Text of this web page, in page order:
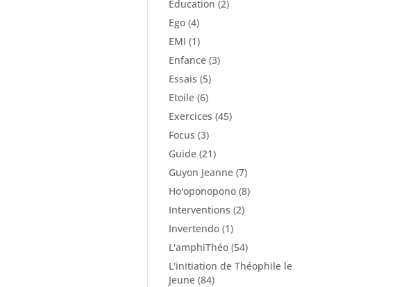
Education (2)
Ego (4)
EMI (1)
Enfance (3)
Essais (5)
Etoile (6)
Exercices (45)
Focus (3)
Guide (21)
Guyon Jeanne (7)
Ho'oponopono (8)
Interventions (2)
Invertendo (1)
L'amphiThéo (54)
L'initiation de Théophile le
Jeune (84)